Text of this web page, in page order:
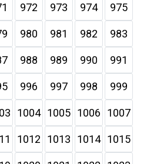
972 973 974 975
980 981 982 983
988 989 990 991
996 997 998 999
1004 1005 1006 1007
1012 1013 1014 1015